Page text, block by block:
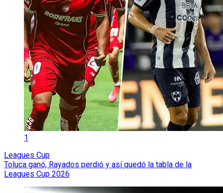
1
Leagues Cup
Toluca ganó, Rayados perdió y así quedó la tabla de la
Leagues Cup 2026